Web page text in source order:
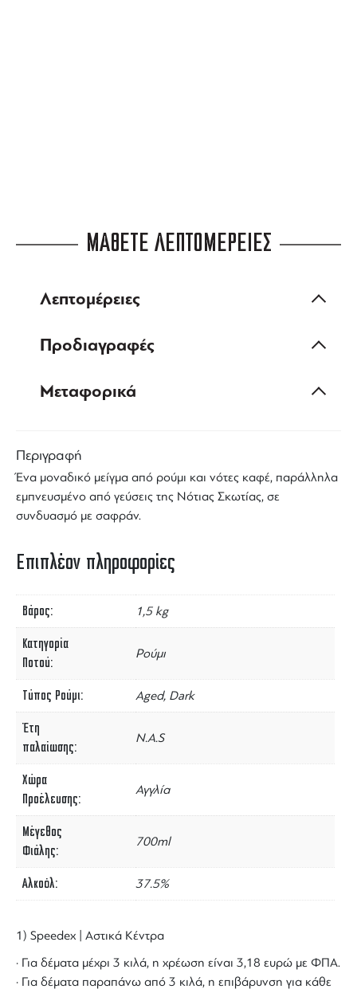
ΜΑΘΕΤΕ ΛΕΠΤΟΜΕΡΕΙΕΣ
Λεπτομέρειες
Προδιαγραφές
Μεταφορικά
Περιγραφή
Ένα μοναδικό μείγμα από ρούμι και νότες καφέ, παράλληλα
εμπνευσμένο από γεύσεις της Νότιας Σκωτίας, σε
συνδυασμό με σαφράν.
Επιπλέον πληροφορίες
Βάρος 1,5 kg
Κατηγορία
Ποτού
Ρούμι
Τύπος Ρούμι Aged, Dark
Έτη
παλαίωσης
N.A.S
Χώρα
Προέλευσης
Αγγλία
Μέγεθος
Φιάλης
700ml
Αλκοόλ 37.5%
1) Speedex | Αστικά Κέντρα
· Για δέματα μέχρι 3 κιλά, η χρέωση είναι 3,18 ευρώ με ΦΠΑ.
· Για δέματα παραπάνω από 3 κιλά, η επιβάρυνση για κάθε